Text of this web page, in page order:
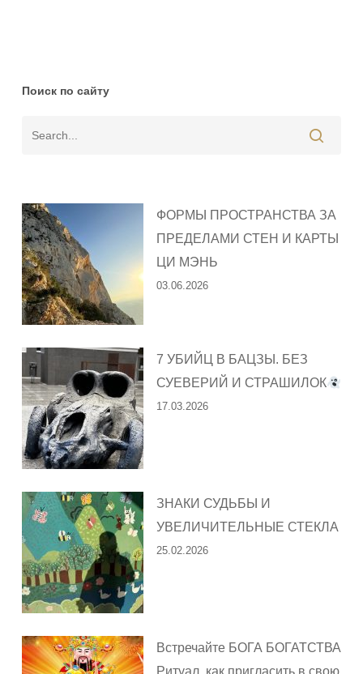
Поиск по сайту
ФОРМЫ ПРОСТРАНСТВА ЗА
ПРЕДЕЛАМИ СТЕН И КАРТЫ
ЦИ МЭНЬ
03.06.2026
7 УБИЙЦ В БАЦЗЫ. БЕЗ
СУЕВЕРИЙ И СТРАШИЛОК
17.03.2026
ЗНАКИ СУДЬБЫ И
УВЕЛИЧИТЕЛЬНЫЕ СТЕКЛА
25.02.2026
Встречайте БОГА БОГАТСТВА